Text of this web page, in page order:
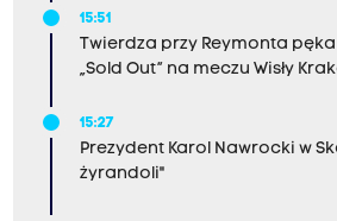
15:51
Twierdza przy Reymonta pęka
„Sold Out” na meczu Wisły
15:27
Prezydent Karol Nawrocki w
żyrandoli"